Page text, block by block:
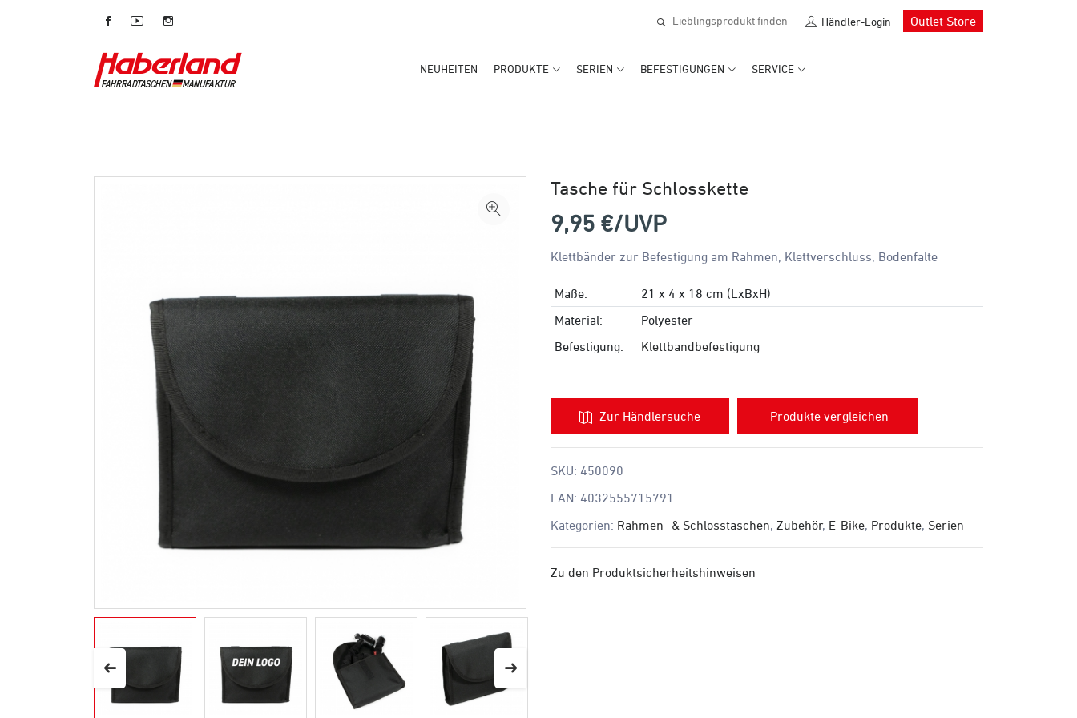
Händler-Login Outlet Store
NEUHEITEN PRODUKTE SERIEN BEFESTIGUNGEN SERVICE
Tasche für Schlosskette
9,95 €/UVP
Klettbänder zur Befestigung am Rahmen, Klettverschluss, Bodenfalte
Maße:
21 x 4 x 18 cm (LxBxH)
Material:
Polyester
Befestigung:
Klettbandbefestigung
Zur Händlersuche Produkte vergleichen
SKU: 450090
EAN: 4032555715791
Kategorien: Rahmen- & Schlosstaschen, Zubehör, E-Bike, Produkte, Serien
Zu den Produktsicherheitshinweisen